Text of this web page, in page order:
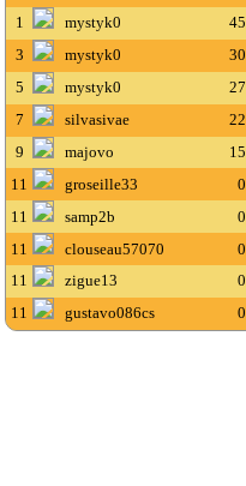
1
mystyk0 45
3
mystyk0 30
5
mystyk0 27
7
silvasivae 22
9
majovo 15
11
groseille33 0
11
samp2b 0
11
clouseau57070 0
11
zigue13 0
11
gustavo086cs 0